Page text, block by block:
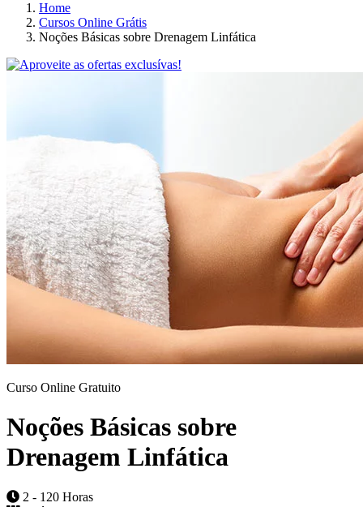
Home
Cursos Online Grátis
Noções Básicas sobre Drenagem Linfática
Curso Online Gratuito
Noções Básicas sobre
Drenagem Linfática
2 - 120 Horas